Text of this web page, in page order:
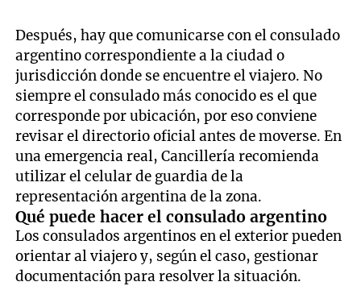
Después, hay que comunicarse con el consulado
argentino correspondiente a la ciudad o
jurisdicción donde se encuentre el viajero. No
siempre el consulado más conocido es el que
corresponde por ubicación, por eso conviene
revisar el directorio oficial antes de moverse. En
una emergencia real, Cancillería recomienda
utilizar el celular de guardia de la
representación argentina de la zona.
Qué puede hacer el consulado argentino
Los consulados argentinos en el exterior pueden
orientar al viajero y, según el caso, gestionar
documentación para resolver la situación.